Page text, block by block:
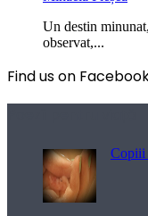
Un destin
observat,...
Find us on
Copiii